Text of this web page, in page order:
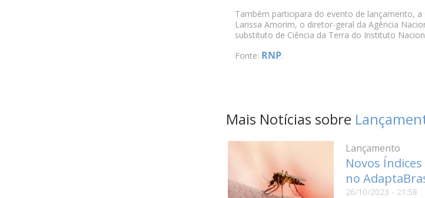
Também participara do evento de lançamento,
Larissa Amorim, o diretor-geral da Agência
substituto de Ciência da Terra do Instituto
Fonte: RNP.
Mais Notícias sobre
Lançamento
Novos
no
26/10/2023 - 21:58